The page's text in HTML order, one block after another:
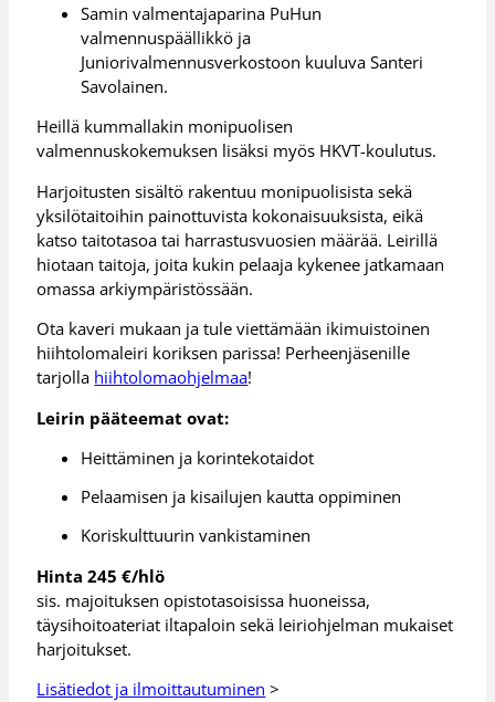
Samin valmentajaparina PuHun
valmennuspäällikkö ja
Juniorivalmennusverkostoon kuuluva Santeri
Savolainen.
Heillä kummallakin monipuolisen
valmennuskokemuksen lisäksi myös HKVT-koulutus.
Harjoitusten sisältö rakentuu monipuolisista sekä
yksilötaitoihin painottuvista kokonaisuuksista, eikä
katso taitotasoa tai harrastusvuosien määrää. Leirillä
hiotaan taitoja, joita kukin pelaaja kykenee jatkamaan
omassa arkiympäristössään.
Ota kaveri mukaan ja tule viettämään ikimuistoinen
hiihtolomaleiri koriksen parissa! Perheenjäsenille
tarjolla hiihtolomaohjelmaa!
Leirin pääteemat ovat:
Heittäminen ja korintekotaidot
Pelaamisen ja kisailujen kautta oppiminen
Koriskulttuurin vankistaminen
Hinta 245 €/hlö
sis. majoituksen opistotasoisissa huoneissa,
täysihoitoateriat iltapaloin sekä leiriohjelman mukaiset
harjoitukset.
Lisätiedot ja ilmoittautuminen >